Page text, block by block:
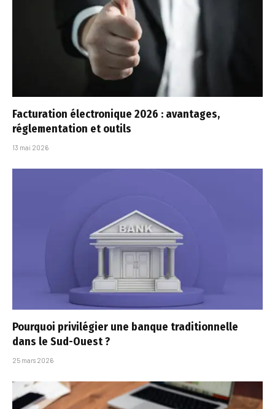
Facturation électronique 2026 : avantages,
réglementation et outils
13 mai 2026
Pourquoi privilégier une banque traditionnelle
dans le Sud-Ouest ?
25 mars 2026